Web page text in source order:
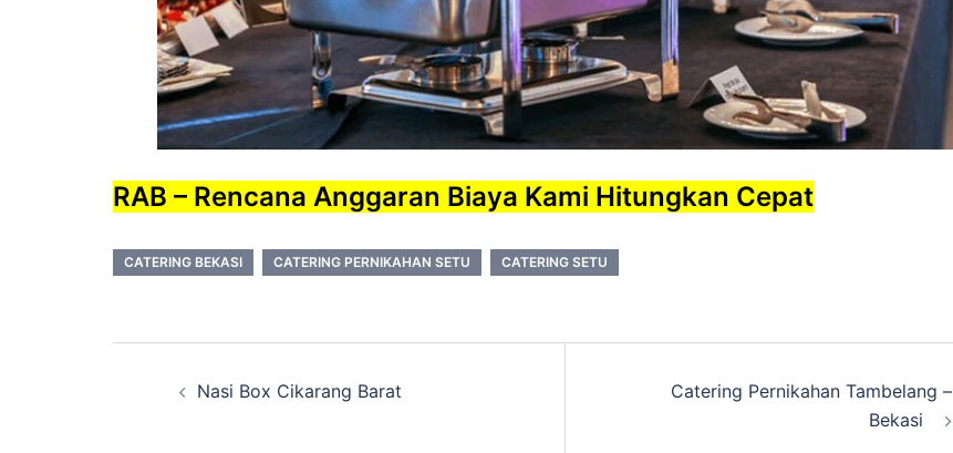
RAB – Rencana Anggaran Biaya Kami Hitungkan Cepat
CATERING BEKASI CATERING PERNIKAHAN SETU CATERING SETU
navigation
Nasi Box Cikarang Barat
Catering Pernikahan Tambelang –
Bekasi